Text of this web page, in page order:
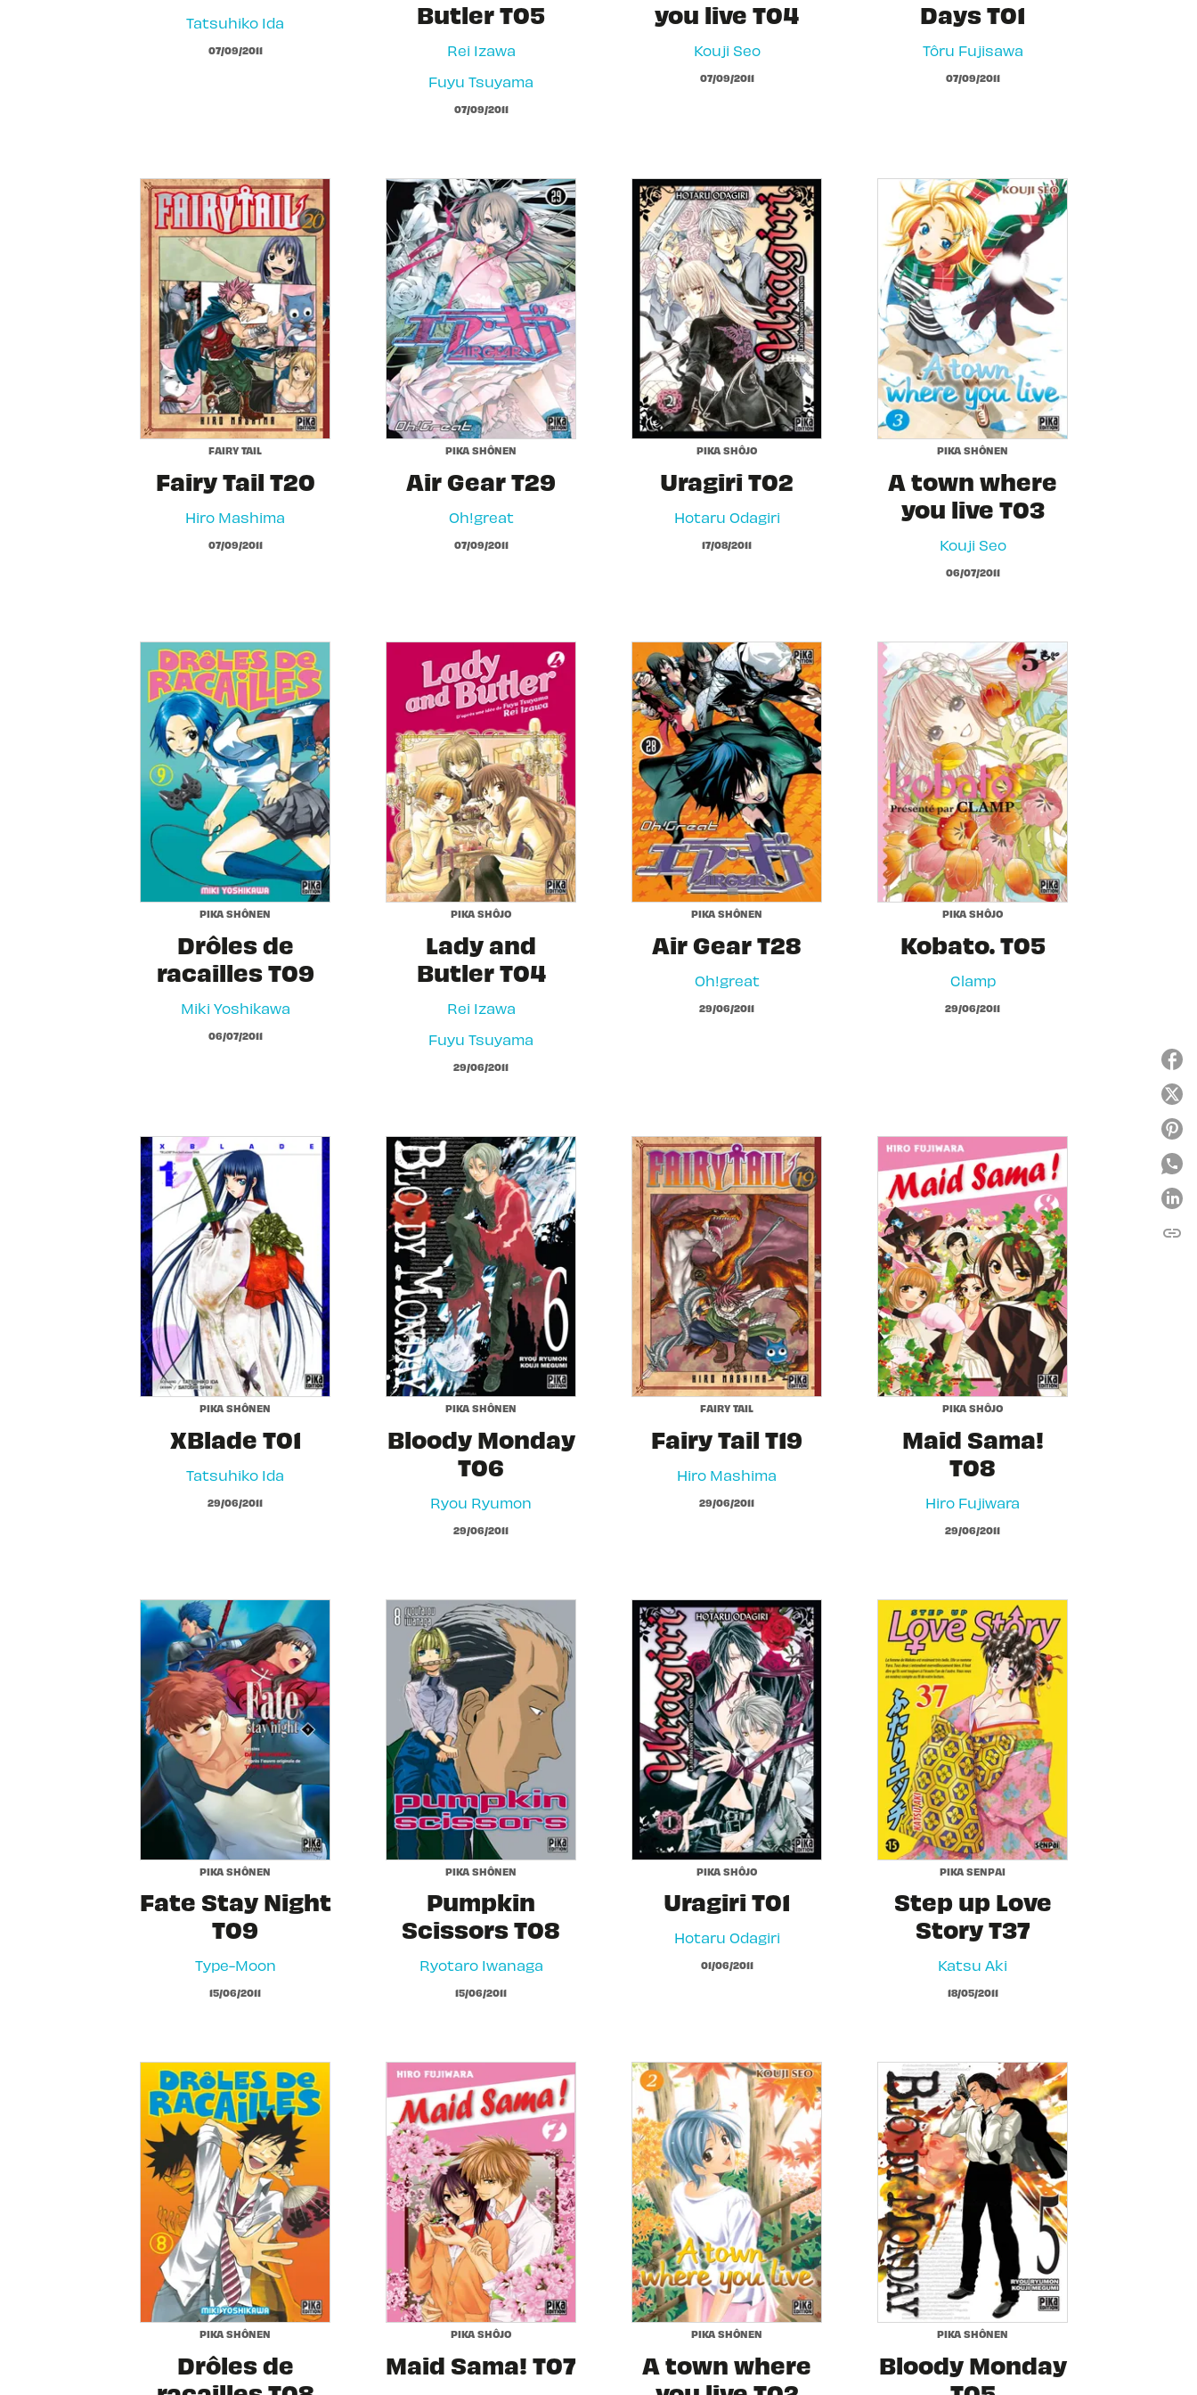
Tatsuhiko Ida
07/09/2011
Butler T05
Rei Izawa
Fuyu Tsuyama
07/09/2011
you live T04
Kouji Seo
07/09/2011
Days T01
Tôru Fujisawa
07/09/2011
FAIRY TAIL
Fairy Tail T20
Hiro Mashima
07/09/2011
PIKA SHÔNEN
Air Gear T29
Oh!great
07/09/2011
PIKA SHÔJO
Uragiri T02
Hotaru Odagiri
17/08/2011
PIKA SHÔNEN
A town where
you live T03
Kouji Seo
06/07/2011
PIKA SHÔNEN
Drôles de
racailles T09
Miki Yoshikawa
06/07/2011
PIKA SHÔJO
Lady and
Butler T04
Rei Izawa
Fuyu Tsuyama
29/06/2011
PIKA SHÔNEN
Air Gear T28
Oh!great
29/06/2011
PIKA SHÔJO
Kobato. T05
Clamp
29/06/2011
PIKA SHÔNEN
XBlade T01
Tatsuhiko Ida
29/06/2011
PIKA SHÔNEN
Bloody Monday
T06
Ryou Ryumon
29/06/2011
FAIRY TAIL
Fairy Tail T19
Hiro Mashima
29/06/2011
PIKA SHÔJO
Maid Sama!
T08
Hiro Fujiwara
29/06/2011
PIKA SHÔNEN
Fate Stay Night
T09
Type-Moon
15/06/2011
PIKA SHÔNEN
Pumpkin
Scissors T08
Ryotaro Iwanaga
15/06/2011
PIKA SHÔJO
Uragiri T01
Hotaru Odagiri
01/06/2011
PIKA SENPAI
Step up Love
Story T37
Katsu Aki
18/05/2011
PIKA SHÔNEN
Drôles de
PIKA SHÔJO
Maid Sama! T07
PIKA SHÔNEN
A town where
PIKA SHÔNEN
Bloody Monday
link